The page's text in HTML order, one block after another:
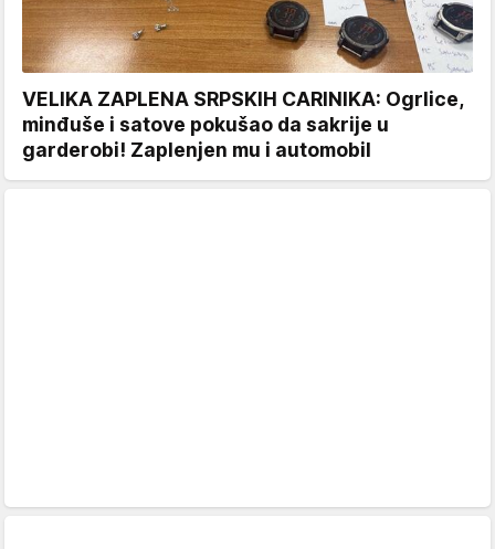
VELIKA ZAPLENA SRPSKIH CARINIKA: Ogrlice,
minđuše i satove pokušao da sakrije u
garderobi! Zaplenjen mu i automobil